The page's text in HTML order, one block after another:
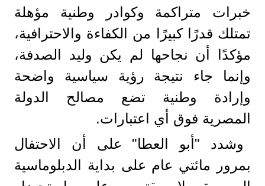
خبرات متراكمة وكوادر وطنية مؤهلة
تمتلك قدرًا كبيرًا من الكفاءة والاحترافية،
مؤكدًا أن نجاحها لم يكن وليد الصدفة،
وإنما جاء نتيجة رؤية سياسية واضحة
وإرادة وطنية تضع مصالح الدولة
المصرية فوق أي اعتبارات.
وشدد "أبو العطا" على أن الاحتفال
بمرور مائتي عام على بداية الدبلوماسية